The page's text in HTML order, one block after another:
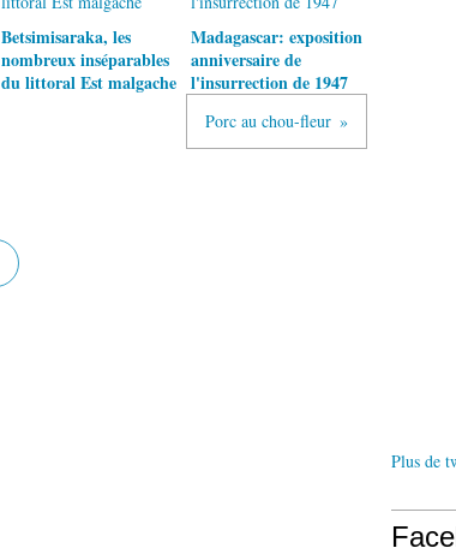
Betsimisaraka, les
nombreux inséparables
du littoral Est malgache
Madagascar: exposition
anniversaire de
l'insurrection de 1947
Porc au chou-fleur
Plus de